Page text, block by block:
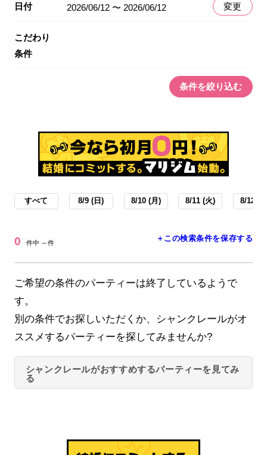
日付 2026/06/12 〜 2026/06/12 変更
こだわり
条件
条件を絞り込む
すべて 8/9 (日) 8/10 (月) 8/11 (火) 8/12 (
0 件中 ～件 ＋この検索条件を保存する
ご希望の条件のパーティーは終了しているようで
す。
別の条件でお探しいただくか、シャンクレールがオ
ススメするパーティーを探してみませんか?
シャンクレールがおすすめするパーティーを見てみ
る